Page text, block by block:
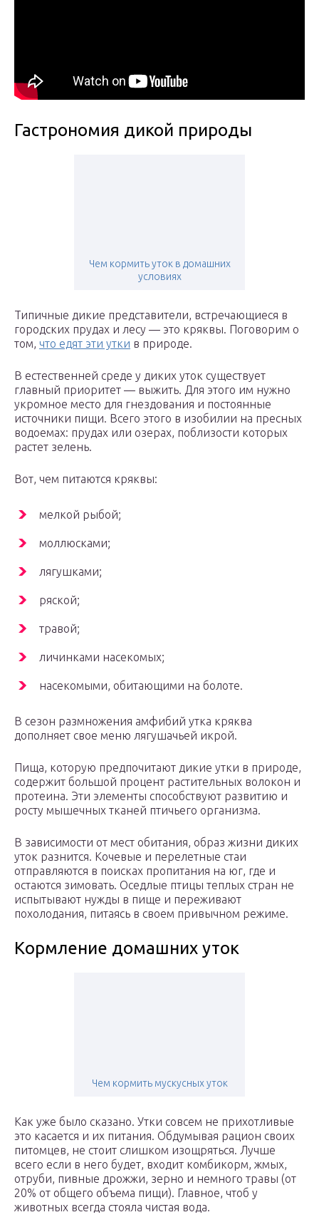
Гастрономия дикой природы
Чем кормить уток в домашних
условиях
Типичные дикие представители, встречающиеся в
городских прудах и лесу — это кряквы. Поговорим о
том, что едят эти утки в природе.
В естественней среде у диких уток существует
главный приоритет — выжить. Для этого им нужно
укромное место для гнездования и постоянные
источники пищи. Всего этого в изобилии на пресных
водоемах: прудах или озерах, поблизости которых
растет зелень.
Вот, чем питаются кряквы:
мелкой рыбой;
моллюсками;
лягушками;
ряской;
травой;
личинками насекомых;
насекомыми, обитающими на болоте.
В сезон размножения амфибий утка кряква
дополняет свое меню лягушачьей икрой.
Пища, которую предпочитают дикие утки в природе,
содержит большой процент растительных волокон и
протеина. Эти элементы способствуют развитию и
росту мышечных тканей птичьего организма.
В зависимости от мест обитания, образ жизни диких
уток разнится. Кочевые и перелетные стаи
отправляются в поисках пропитания на юг, где и
остаются зимовать. Оседлые птицы теплых стран не
испытывают нужды в пище и переживают
похолодания, питаясь в своем привычном режиме.
Кормление домашних уток
Чем кормить мускусных уток
Как уже было сказано. Утки совсем не прихотливые
это касается и их питания. Обдумывая рацион своих
питомцев, не стоит слишком изощряться. Лучше
всего если в него будет, входит комбикорм, жмых,
отруби, пивные дрожжи, зерно и немного травы (от
20% от общего объема пищи). Главное, чтоб у
животных всегда стояла чистая вода.